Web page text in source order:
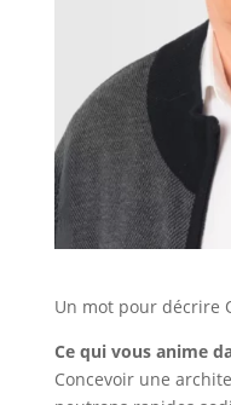
Un mot pour décrire
Ce qui vous anime
Concevoir une